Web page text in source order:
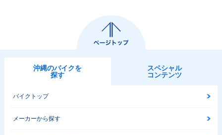
沖縄のバイクを
探す
スペシャル
コンテンツ
バイクトップ
メーカーから探す